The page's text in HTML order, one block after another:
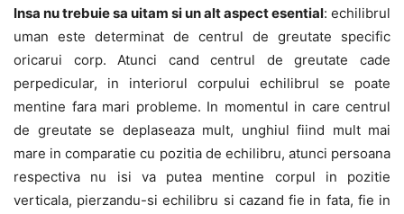
Insa nu trebuie sa uitam si un alt aspect esential: echilibrul
uman este determinat de centrul de greutate specific
oricarui corp. Atunci cand centrul de greutate cade
perpedicular, in interiorul corpului echilibrul se poate
mentine fara mari probleme. In momentul in care centrul
de greutate se deplaseaza mult, unghiul fiind mult mai
mare in comparatie cu pozitia de echilibru, atunci persoana
respectiva nu isi va putea mentine corpul in pozitie
verticala, pierzandu-si echilibru si cazand fie in fata, fie in